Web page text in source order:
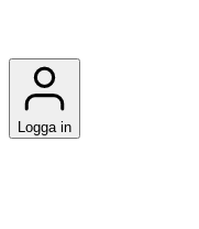
Logga in